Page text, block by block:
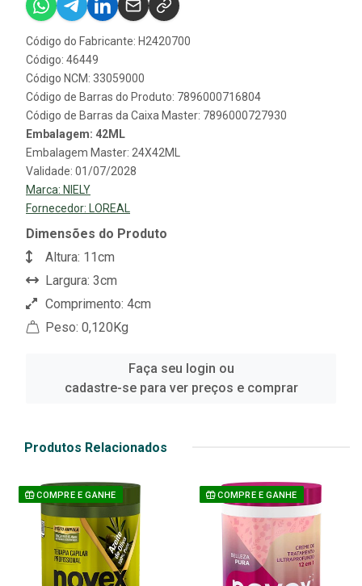
Código do Fabricante: H2420700
Código: 46449
Código NCM: 33059000
Código de Barras do Produto: 7896000716804
Código de Barras da Caixa Master: 7896000727930
Embalagem: 42ML
Embalagem Master: 24X42ML
Validade: 01/07/2028
Marca: NIELY
Fornecedor:
LOREAL
Dimensões do Produto
Altura: 11cm
Largura: 3cm
Comprimento: 4cm
Peso: 0,120Kg
Faça seu login ou
cadastre-se para ver preços e comprar
Produtos Relacionados
COMPRE E GANHE COMPRE E GANHE